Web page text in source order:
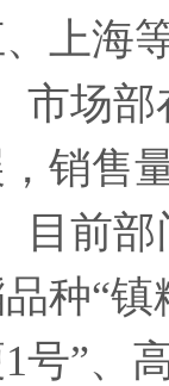
上海
市场部
，销售
目前
种“镇
号”、